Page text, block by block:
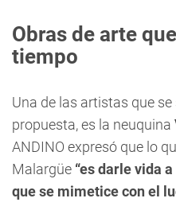
Obras de arte
tiempo
Una de las artistas que
propuesta, es la neuquina
ANDINO expresó que lo
Malargüe “es darle vida
que se mimetice con el